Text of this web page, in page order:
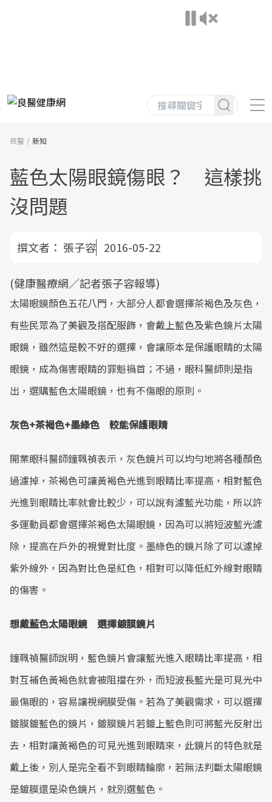
良醫 新知
藍色太陽眼鏡傷眼？ 這樣挑
沒問題
撰文者： 張子容 2016-05-22
(健康醫療網／記者張子容報導)
太陽眼鏡顏色五花八門，大部分人都會選擇茶褐色及灰色，
有些民眾為了美觀及搭配服飾，會戴上藍色及紫色鏡片太陽
眼鏡，雖然這是較不好的選擇，會讓原本是保護眼睛的太陽
眼鏡，成為傷害眼睛的罪魁禍首；不過，眼科醫師則是指
出，選購藍色太陽眼鏡，也有不傷眼的原則。
灰色+茶褐色+墨綠色 較能保護眼睛
開業眼科醫師鐘珮禎表示，灰色鏡片可以均勻地將各種顏色
過濾掉，茶褐色可讓黃褐色光進到眼睛比率提高，相對藍色
光進到眼睛比率就會比較少，可以說有濾藍光功能，所以許
多運動員都會選擇茶褐色太陽眼鏡，因為可以將短波藍光濾
除，提高在戶外的視覺對比度。墨綠色的鏡片除了可以濾掉
紫外線外，因為對比色是紅色，相對可以降低紅外線對眼睛
的傷害。
想戴藍色太陽眼鏡 選擇鍍膜鏡片
鐘珮禎醫師說明，藍色鏡片會讓藍光進入眼睛比率提高，相
對互補色黃褐色就會被阻擋在外，而短波長藍光是可見光中
最傷眼的，容易讓視網膜受傷。若為了美觀需求，可以選擇
鍍膜鍍藍色的鏡片，鍍膜鏡片若鍍上藍色則可將藍光反射出
去，相對讓黃褐色的可見光進到眼睛來，此鏡片的特色就是
戴上後，別人是完全看不到眼睛輪廓，若無法判斷太陽眼鏡
是鍍膜還是染色鏡片，就別選藍色。